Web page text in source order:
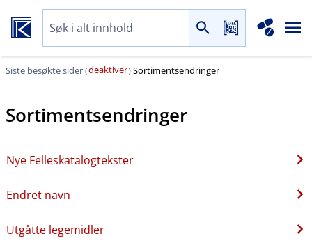
Siste besøkte sider (deaktiver)Sortimentsendringer
Sortimentsendringer
Nye Felleskatalogtekster
Endret navn
Utgåtte legemidler